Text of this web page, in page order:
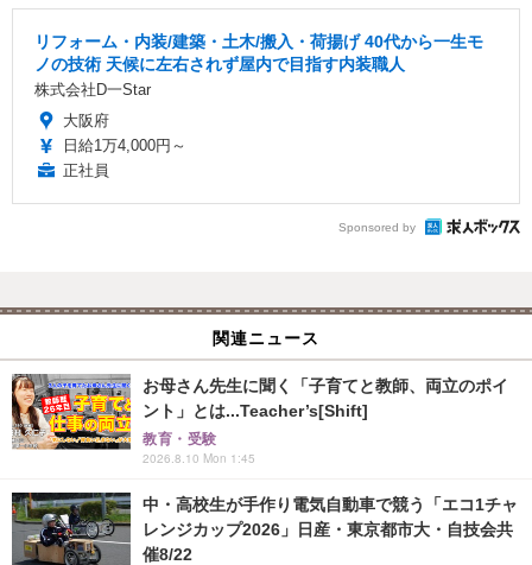
リフォーム・内装/建築・土木/搬入・荷揚げ 40代から一生モ
ノの技術 天候に左右されず屋内で目指す内装職人
株式会社D一Star
大阪府
日給1万4,000円～
正社員
Sponsored by
関連ニュース
お母さん先生に聞く「子育てと教師、両立のポイ
ント」とは...Teacher’s[Shift]
教育・受験
2026.8.10 Mon 1:45
中・高校生が手作り電気自動車で競う「エコ1チャ
レンジカップ2026」日産・東京都市大・自技会共
催8/22